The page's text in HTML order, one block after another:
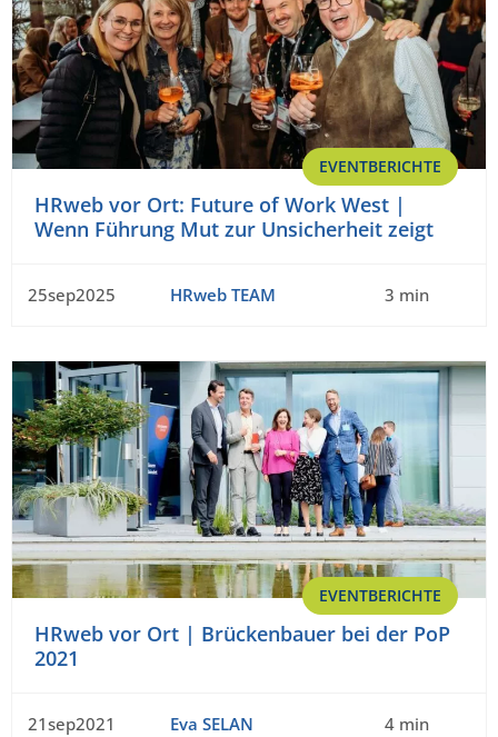
EVENTBERICHTE
HRweb vor Ort: Future of Work West |
Wenn Führung Mut zur Unsicherheit zeigt
25sep2025 HRweb TEAM 3 min
EVENTBERICHTE
HRweb vor Ort | Brückenbauer bei der PoP
2021
21sep2021 Eva SELAN 4 min